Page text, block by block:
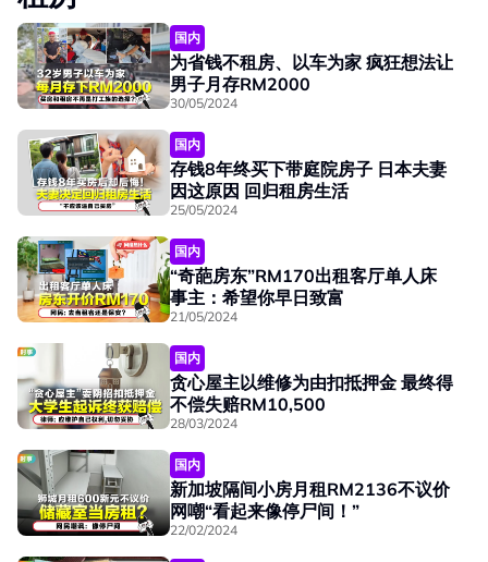
国内
为省钱不租房、以车为家 疯狂想法让
男子月存RM2000
30/05/2024
国内
存钱8年终买下带庭院房子 日本夫妻
因这原因 回归租房生活
25/05/2024
国内
“奇葩房东”RM170出租客厅单人床
事主：希望你早日致富
21/05/2024
国内
贪心屋主以维修为由扣抵押金 最终得
不偿失赔RM10,500
28/03/2024
国内
新加坡隔间小房月租RM2136不议价
网嘲“看起来像停尸间！”
22/02/2024